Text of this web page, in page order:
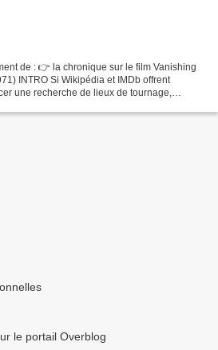
de : 👉 la chronique sur le film Vanishing
INTRO Si Wikipédia et IMDb offrent
une recherche de lieux de tournage,
le portail Overblog